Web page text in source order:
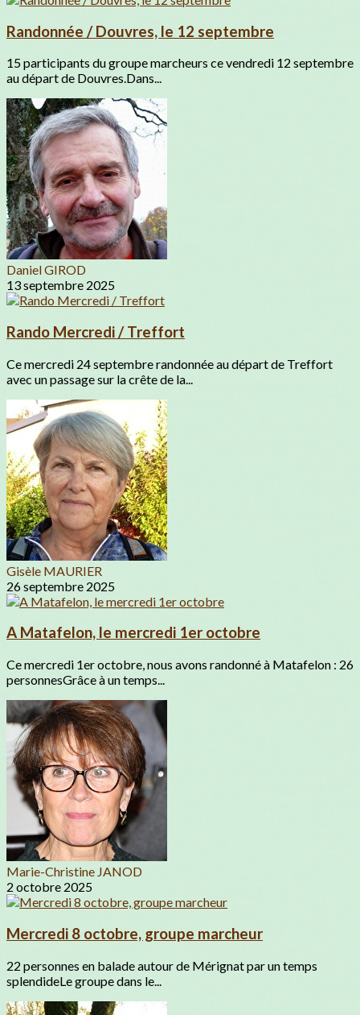
Randonnée / Douvres, le 12 septembre
15 participants du groupe marcheurs ce vendredi 12 septembre
au départ de Douvres.Dans...
Daniel GIROD
13 septembre 2025
Rando Mercredi / Treffort
Ce mercredi 24 septembre randonnée au départ de Treffort
avec un passage sur la crête de la...
Gisèle MAURIER
26 septembre 2025
A Matafelon, le mercredi 1er octobre
Ce mercredi 1er octobre, nous avons randonné à Matafelon : 26
personnesGrâce à un temps...
Marie-Christine JANOD
2 octobre 2025
Mercredi 8 octobre, groupe marcheur
22 personnes en balade autour de Mérignat par un temps
splendideLe groupe dans le...